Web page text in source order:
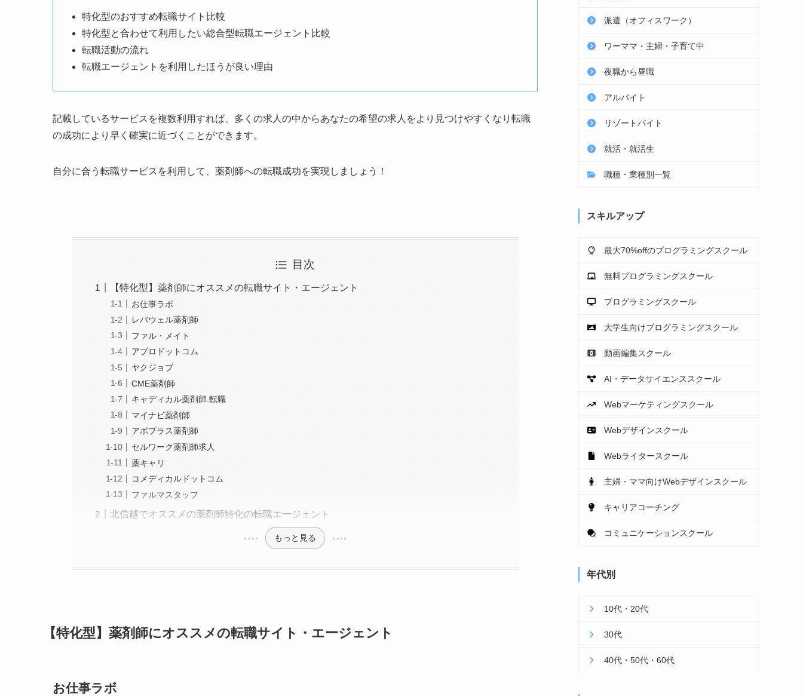
特化型のおすすめ転職サイト比較
特化型と合わせて利用したい総合型転職エージェント比較
転職活動の流れ
転職エージェントを利用したほうが良い理由
記載しているサービスを複数利用すれば、多くの求人の中からあなたの希望の求人をより見つけやすくなり転職
の成功により早く確実に近づくことができます。
自分に合う転職サービスを利用して、薬剤師への転職成功を実現しましょう！
目次
【特化型】薬剤師にオススメの転職サイト・エージェント
お仕事ラボ
レバウェル薬剤師
ファル・メイト
アプロドットコム
ヤクジョブ
CME薬剤師
キャディカル薬剤師.転職
マイナビ薬剤師
アポプラス薬剤師
セルワーク薬剤師求人
薬キャリ
コメディカルドットコム
ファルマスタッフ
北信越でオススメの薬剤師特化の転職エージェント
もっと見る
【特化型】薬剤師にオススメの転職サイト・エージェント
お仕事ラボ
派遣（オフィスワーク）
ワーママ・主婦・子育て中
夜職から昼職
アルバイト
リゾートバイト
就活・就活生
職種・業種別一覧
スキルアップ
最大70%offのプログラミングスクール
無料プログラミングスクール
プログラミングスクール
大学生向けプログラミングスクール
動画編集スクール
AI・データサイエンススクール
Webマーケティングスクール
Webデザインスクール
Webライタースクール
主婦・ママ向けWebデザインスクール
キャリアコーチング
コミュニケーションスクール
年代別
10代・20代
30代
40代・50代・60代